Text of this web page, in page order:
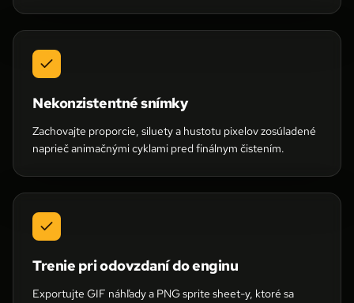
Nekonzistentné snímky
Zachovajte proporcie, siluety a hustotu pixelov zosúladené
naprieč animačnými cyklami pred finálnym čistením.
Trenie pri odovzdaní do enginu
Exportujte GIF náhľady a PNG sprite sheet-y, ktoré sa